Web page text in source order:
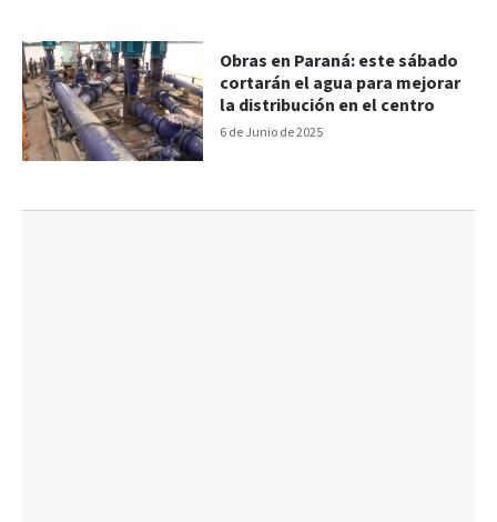
6 de Junio de 2025
Obras en Paraná: este sábado
cortarán el agua para mejorar
la distribución en el centro